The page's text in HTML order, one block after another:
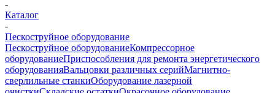
-
Каталог
-
Пескоструйное оборудование
Пескоструйное оборудованиеКомпрессорное
оборудованиеПриспособления для ремонта энергетического
оборудованияВальцовки различных серийМагнитно-
сверлильные станкиОборудование лазерной